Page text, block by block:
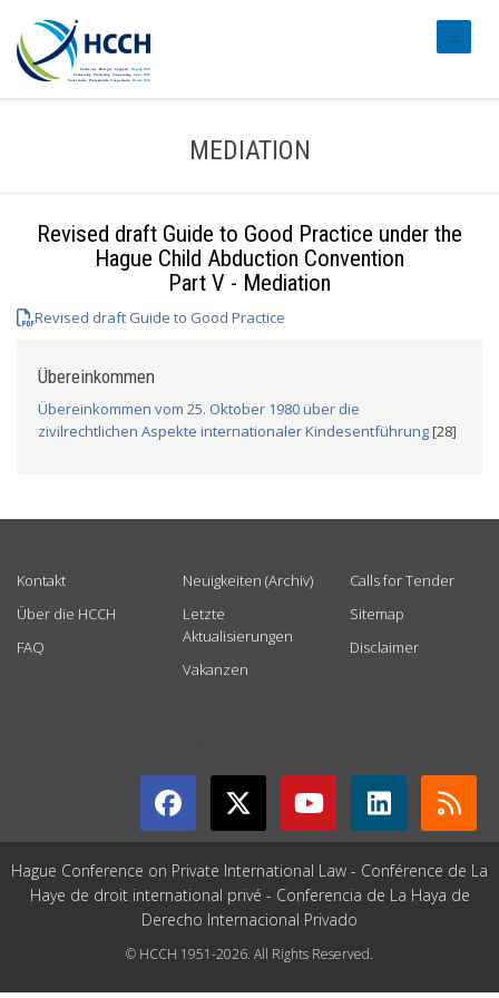
MEDIATION
Revised draft Guide to Good Practice under the
Hague Child Abduction Convention
Part V - Mediation
Revised draft Guide to Good Practice
Übereinkommen
Übereinkommen vom 25. Oktober 1980 über die
zivilrechtlichen Aspekte internationaler Kindesentführung[28]
Kontakt
Über die HCCH
FAQ
Neuigkeiten (Archiv)
Letzte
Aktualisierungen
Vakanzen
Calls for Tender
Sitemap
Disclaimer
Hague Conference on Private International Law - Conférence de La
Haye de droit international privé - Conferencia de La Haya de
Derecho Internacional Privado
© HCCH 1951-2026. All Rights Reserved.